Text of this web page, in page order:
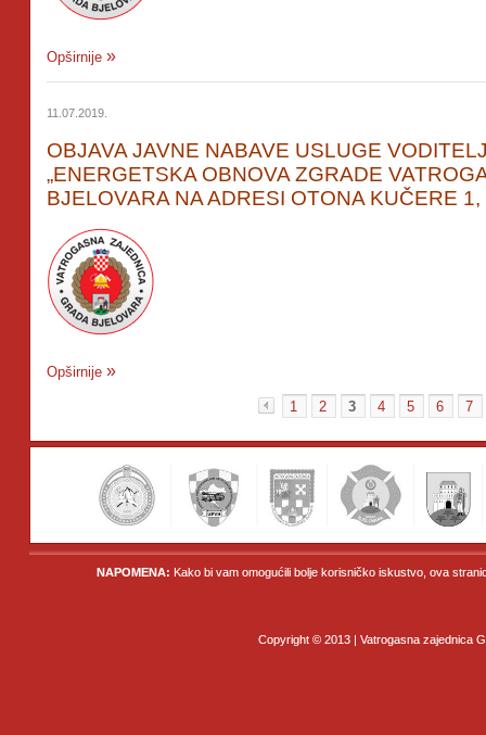
Opširnije
11.07.2019.
OBJAVA JAVNE NABAVE USLUGE
„ENERGETSKA OBNOVA ZGRADE
BJELOVARA NA ADRESI OTONA KUČERE 1,
Opširnije
«
1 2 3 4 5 6 7
NAPOMENA: Kako bi vam omogućili bolje korisničko iskustvo, ova
Copyright © 2013 | Vatrogasna zajednica